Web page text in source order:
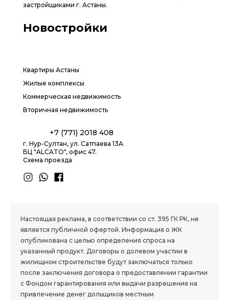
застройщиками г. Астаны.
Новостройки
Квартиры Астаны
Жилые комплексы
Коммерческая недвижимость
Вторичная недвижимость
+7 (771) 2018 408
г. Нур-Султан, ул. Сатпаева 13А
БЦ "ALCATO", офис 47.
Схема проезда
Настоящая реклама, в соответствии со ст. 395 ГК РК, не
является публичной офертой. Информация о ЖК
опубликована с целью определения спроса на
указанный продукт. Договоры о долевом участии в
жилищном строительстве будут заключаться только
после заключения договора о предоставлении гарантии
с Фондом гарантирования или выдачи разрешения на
привлечение денег дольщиков местным